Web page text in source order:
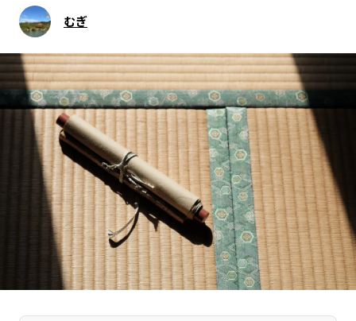
栃木エリア
埼玉エリア
東京23区エリア
多摩エリア
神奈川エリア
新潟エリア
富山エリア
石川エリア
福井エリア
山梨エリア
長野エリア
岐阜エリア
静岡エリア
愛知エリア
三重エリア
滋賀エリア
京都エリア
大阪市エリア
北摂エリア
堺・泉州エリア
河内エリア
兵庫エリア
むぎ